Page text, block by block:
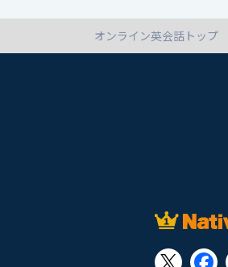
オンライン英会話トップ